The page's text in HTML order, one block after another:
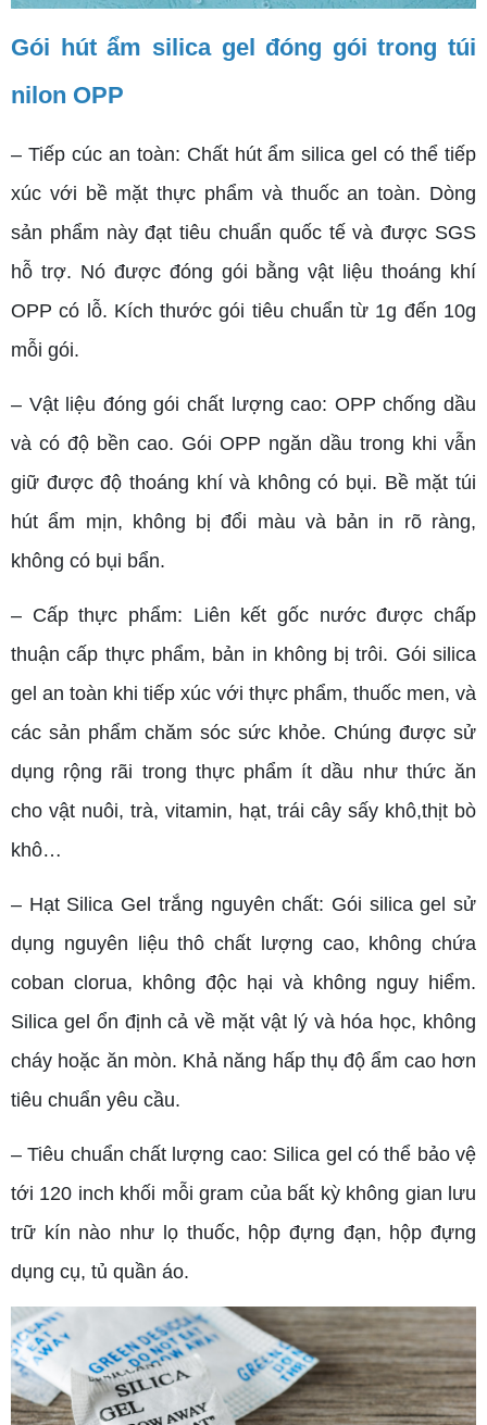
Gói hút ẩm silica gel đóng gói trong túi
nilon OPP
– Tiếp cúc an toàn: Chất hút ẩm silica gel có thể tiếp
xúc với bề mặt thực phẩm và thuốc an toàn. Dòng
sản phẩm này đạt tiêu chuẩn quốc tế và được SGS
hỗ trợ. Nó được đóng gói bằng vật liệu thoáng khí
OPP có lỗ. Kích thước gói tiêu chuẩn từ 1g đến 10g
mỗi gói.
– Vật liệu đóng gói chất lượng cao: OPP chống dầu
và có độ bền cao. Gói OPP ngăn dầu trong khi vẫn
giữ được độ thoáng khí và không có bụi. Bề mặt túi
hút ẩm mịn, không bị đổi màu và bản in rõ ràng,
không có bụi bẩn.
– Cấp thực phẩm: Liên kết gốc nước được chấp
thuận cấp thực phẩm, bản in không bị trôi. Gói silica
gel an toàn khi tiếp xúc với thực phẩm, thuốc men, và
các sản phẩm chăm sóc sức khỏe. Chúng được sử
dụng rộng rãi trong thực phẩm ít dầu như thức ăn
cho vật nuôi, trà, vitamin, hạt, trái cây sấy khô,thịt bò
khô…
– Hạt Silica Gel trắng nguyên chất: Gói silica gel sử
dụng nguyên liệu thô chất lượng cao, không chứa
coban clorua, không độc hại và không nguy hiểm.
Silica gel ổn định cả về mặt vật lý và hóa học, không
cháy hoặc ăn mòn. Khả năng hấp thụ độ ẩm cao hơn
tiêu chuẩn yêu cầu.
– Tiêu chuẩn chất lượng cao: Silica gel có thể bảo vệ
tới 120 inch khối mỗi gram của bất kỳ không gian lưu
trữ kín nào như lọ thuốc, hộp đựng đạn, hộp đựng
dụng cụ, tủ quần áo.